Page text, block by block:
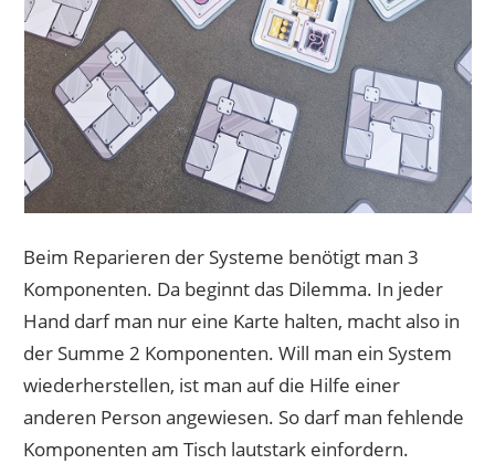
Beim Reparieren der Systeme benötigt man 3
Komponenten. Da beginnt das Dilemma. In jeder
Hand darf man nur eine Karte halten, macht also in
der Summe 2 Komponenten. Will man ein System
wiederherstellen, ist man auf die Hilfe einer
anderen Person angewiesen. So darf man fehlende
Komponenten am Tisch lautstark einfordern.